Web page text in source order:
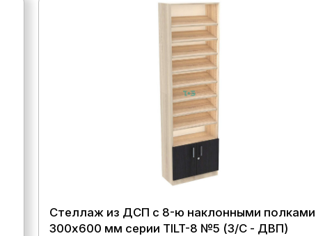
Стеллаж из ДСП с 8-ю наклонными полками
300x600 мм серии TILT-8 №5 (З/C - ДВП)